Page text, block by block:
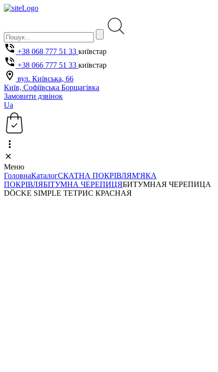
+38 068 777 51 33 київстар
+38 066 777 51 33 київстар
вул. Київська, 66
Київ, Софіївська Борщагівка
Замовити дзвінок
Ua
Меню
ГоловнаКаталогСКАТНА ПОКРІВЛЯМ'ЯКА
ПОКРІВЛЯБІТУМНА ЧЕРЕПИЦЯБИТУМНАЯ ЧЕРЕПИЦА
DÖCKE SIMPLE ТЕТРИС КРАСНАЯ